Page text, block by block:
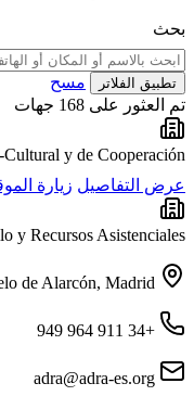
بحث
تطبيق الفلاتر
مسح
تم العثور على 168 جهات
y de Cooperación"
عرض التفاصيل زيارة
y Recursos Asistenciales
de Alarcón, Madrid
+34 911 964 949
adra@adra-es.org